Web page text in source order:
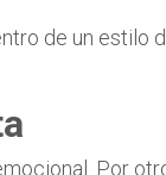
de un
Por